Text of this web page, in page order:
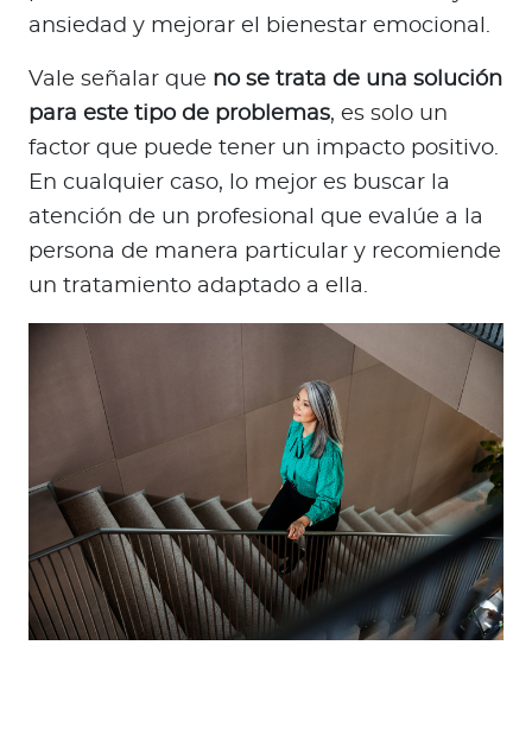
ansiedad y mejorar el bienestar emocional.
Vale señalar que no se trata de una solución
para este tipo de problemas, es solo un
factor que puede tener un impacto positivo.
En cualquier caso, lo mejor es buscar la
atención de un profesional que evalúe a la
persona de manera particular y recomiende
un tratamiento adaptado a ella.